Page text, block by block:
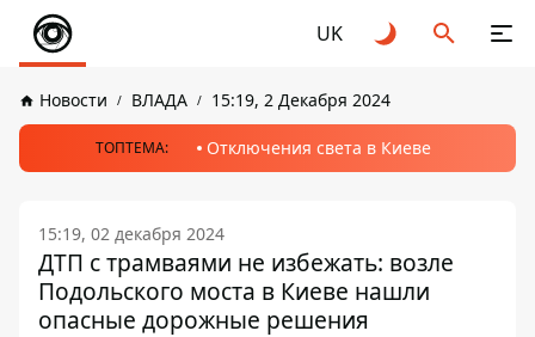
UK
Новости ВЛАДА 15:19, 2 Декабря 2024
ТОПТЕМА: Отключения света в Киеве
15:19, 02 декабря 2024
ДТП с трамваями не избежать: возле
Подольского моста в Киеве нашли
опасные дорожные решения